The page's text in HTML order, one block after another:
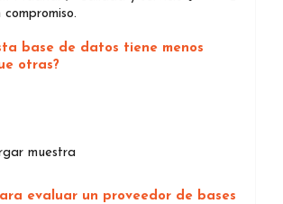
compromiso.
base de datos tiene menos
otras?
muestra
evaluar un proveedor de bases